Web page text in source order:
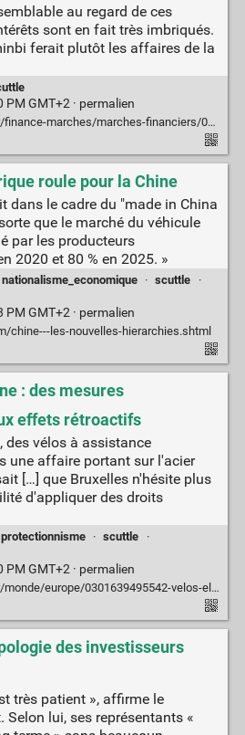
au regard de ces
sont en fait très imbriqués.
ferait plutôt les affaires de la
GMT+2 · permalien
la-chine-nexclut-pas-une-devaluation-du-yuan-dans-son-bras-de-fer-avec-trump-2167667.php
roule pour la Chine
dans le cadre du "made in China
que le marché du véhicule
par les producteurs
2020 et 80 % en 2025. »
nationalisme_economique · scuttle
·
GMT+2 · permalien
chine---les-nouvelles-hierarchies.shtml
: des mesures
effets rétroactifs
des vélos à assistance
une affaire portant sur l'acier
[…] que Bruxelles n'hésite plus
d'appliquer des droits
protectionnisme · scuttle
·
GMT+2 · permalien
velos-electriques-chinois-bruxelles-prend-les-devants-2173735.php#xtor=RSS-2053
des investisseurs
très patient », affirme le
Selon lui, ses représentants «